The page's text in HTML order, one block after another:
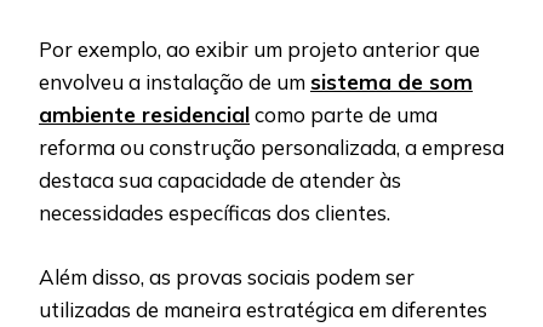
Por exemplo, ao exibir um projeto anterior que
envolveu a instalação de umsistema de som
ambiente residencialcomo parte de uma
reforma ou construção personalizada, a empresa
destaca sua capacidade de atender às
necessidades específicas dos clientes.
Além disso, as provas sociais podem ser
utilizadas de maneira estratégica em diferentes